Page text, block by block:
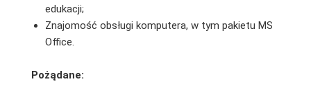
edukacji;
Znajomość obsługi komputera, w tym pakietu MS
Office.
Pożądane: